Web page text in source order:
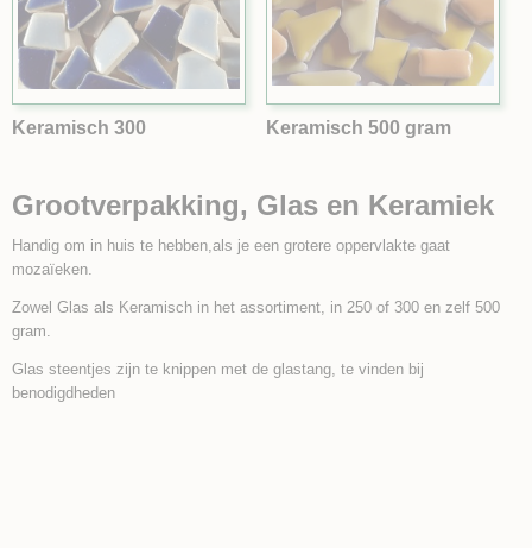
Keramisch 300 Keramisch 500 gram
Grootverpakking, Glas en Keramiek
Handig om in huis te hebben,als je een grotere oppervlakte gaat
mozaïeken.
Zowel Glas als Keramisch in het assortiment, in 250 of 300 en zelf 500
gram.
Glas steentjes zijn te knippen met de glastang, te vinden bij
benodigdheden